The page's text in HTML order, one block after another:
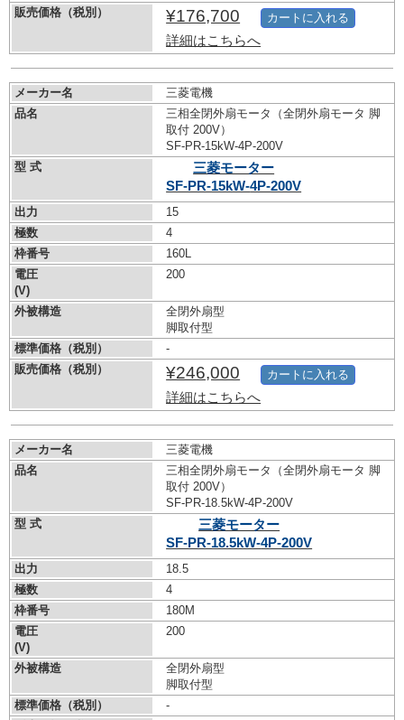
販売価格（税別）
¥176,700
詳細はこちらへ
カートに入れる
メーカー名
三菱電機
品名
三相全閉外扇モータ（全閉外扇モータ 脚
取付 200V）
SF-PR-15kW-4P-200V
型 式
三菱モーター
SF-PR-15kW-4P-200V
出力
15
極数
4
枠番号
160L
電圧
(V)
200
外被構造
全閉外扇型
脚取付型
標準価格（税別）
-
販売価格（税別）
¥246,000
詳細はこちらへ
カートに入れる
メーカー名
三菱電機
品名
三相全閉外扇モータ（全閉外扇モータ 脚
取付 200V）
SF-PR-18.5kW-4P-200V
型 式
三菱モーター
SF-PR-18.5kW-4P-200V
出力
18.5
極数
4
枠番号
180M
電圧
(V)
200
外被構造
全閉外扇型
脚取付型
標準価格（税別）
-